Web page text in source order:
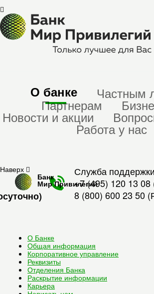
О банке Частным
Партнерам
Новости и акции
Работа у нас
Служба
+7 (495) 120 13 08
8 (800) 600 23 50
Наверх
Банк
Мир Привилегий
О Банке
Общая информация
Корпоративное управление
Реквизиты
Отделения Банка
Раскрытие информации
Карьера